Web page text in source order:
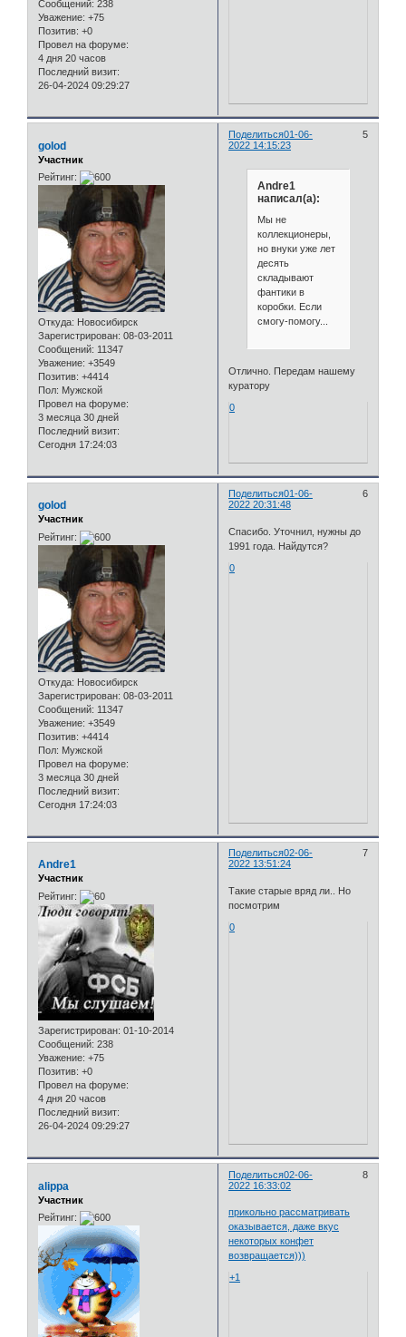
Сообщений: 238
Уважение: +75
Позитив: +0
Провел на форуме:
4 дня 20 часов
Последний визит:
26-04-2024 09:29:27
Поделиться 5
01-06-
2022 14:15:23
golod
Участник
Рейтинг:
Откуда: Новосибирск
Зарегистрирован: 08-03-2011
Сообщений: 11347
Уважение: +3549
Позитив: +4414
Пол: Мужской
Провел на форуме:
3 месяца 30 дней
Последний визит:
Сегодня 17:24:03
Andre1
написал(а):
Мы не
коллекционеры,
но внуки уже лет
десять
складывают
фантики в
коробки. Если
смогу-помогу...
Отлично. Передам нашему
куратору
0
Поделиться 6
01-06-
2022 20:31:48
golod
Участник
Рейтинг:
Откуда: Новосибирск
Зарегистрирован: 08-03-2011
Сообщений: 11347
Уважение: +3549
Позитив: +4414
Пол: Мужской
Провел на форуме:
3 месяца 30 дней
Последний визит:
Сегодня 17:24:03
Спасибо. Уточнил, нужны до
1991 года. Найдутся?
0
Поделиться 7
02-06-
2022 13:51:24
Andre1
Участник
Рейтинг:
Зарегистрирован: 01-10-2014
Сообщений: 238
Уважение: +75
Позитив: +0
Провел на форуме:
4 дня 20 часов
Последний визит:
26-04-2024 09:29:27
Такие старые вряд ли.. Но
посмотрим
0
Поделиться 8
02-06-
2022 16:33:02
alippa
Участник
Рейтинг:
прикольно рассматривать
оказывается, даже вкус
некоторых конфет
возвращается)))
+1